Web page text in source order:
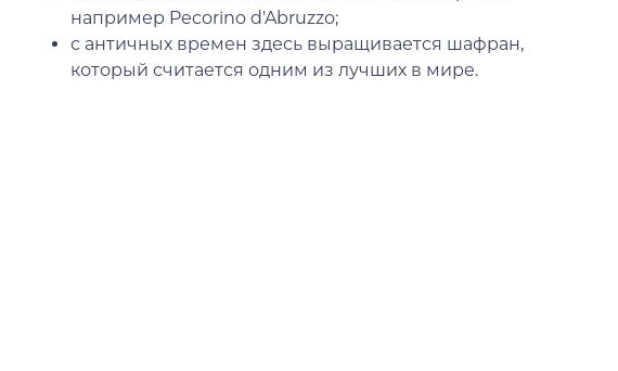
например Pecorino d'Abruzzo;
с античных времен здесь выращивается шафран,
который считается одним из лучших в мире.